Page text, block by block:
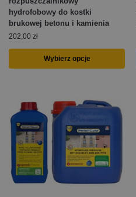
hydrofobowy do kostki
brukowej betonu i kamienia
202,00 zł
Wybierz opcje